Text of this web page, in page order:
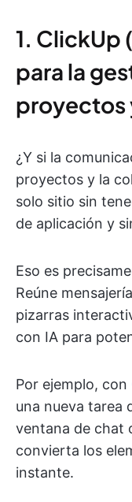
1. ClickUp
para la
proyectos
¿Y si la
proyectos y la
solo sitio sin
de aplicación y
Eso es
Reúne
pizarras
con IA para
Por ejemplo, con
una nueva tarea
ventana de chat
convierta los
instante.